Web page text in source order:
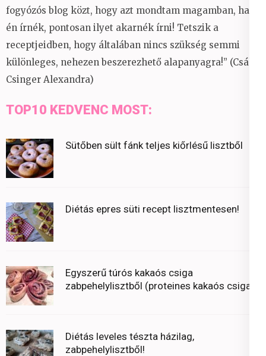
fogyózós blog közt, hogy azt mondtam magamban, ha
én írnék, pontosan ilyet akarnék írni! Tetszik a
receptjeidben, hogy általában nincs szükség semmi
különleges, nehezen beszerezhető alapanyagra!” (Csáky
Csinger Alexandra)
TOP10 KEDVENC MOST:
Sütőben sült fánk teljes kiőrlésű lisztből
Diétás epres süti recept lisztmentesen!
Egyszerű túrós kakaós csiga
zabpehelylisztből (proteines kakaós csiga)
Diétás leveles tészta házilag,
zabpehelylisztből!